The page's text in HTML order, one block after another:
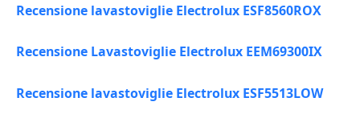
Recensione lavastoviglie Electrolux ESF8560ROX
Recensione Lavastoviglie Electrolux EEM69300IX
Recensione lavastoviglie Electrolux ESF5513LOW